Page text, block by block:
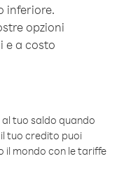
inferiore.
opzioni
e a costo
tuo saldo quando
tuo credito puoi
il mondo con le tariffe